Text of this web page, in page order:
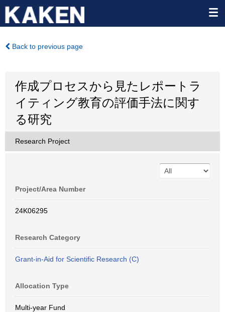
Back to previous page
作成プロセスから見たレポートラ
イティング教育の評価手法に関す
る研究
Research Project
Project/Area Number
24K06295
Research Category
Grant-in-Aid for Scientific Research (C)
Allocation Type
Multi-year Fund